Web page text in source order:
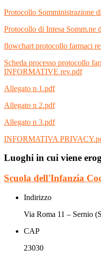
Protocollo Somministrazione
Protocollo di Intesa Somm.ne
flowchart protocollo farmaci
Scheda processo protocollo
INFORMATIVE rev.pdf
Allegato n 1.pdf
Allegato n 2.pdf
Allegato n 3.pdf
INFORMATIVA
Luoghi in cui viene
Scuola dell'Infanzia
Indirizzo
Via Roma 11 – Sernio
CAP
23030